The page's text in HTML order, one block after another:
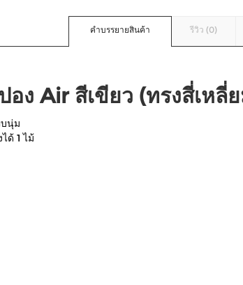
คำบรรยายสินค้า รีวิว (0)
อง Air สีเขียว (ทรงสี่เหลี่
นุ่ม
ด้ 1 ไม้